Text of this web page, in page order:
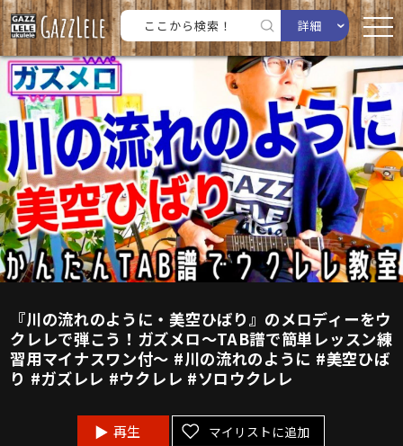
詳細
『川の流れのように・美空ひばり』のメロディーをウ
クレレで弾こう！ガズメロ〜TAB譜で簡単レッスン練
習用マイナスワン付〜 #川の流れのように #美空ひば
り #ガズレレ #ウクレレ #ソロウクレレ
再生 マイリストに追加